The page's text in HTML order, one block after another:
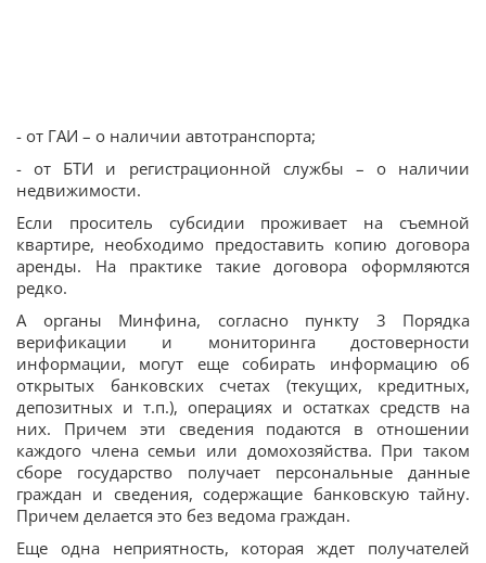
- от ГАИ – о наличии автотранспорта;
- от БТИ и регистрационной службы – о наличии
недвижимости.
Если проситель субсидии проживает на съемной
квартире, необходимо предоставить копию договора
аренды. На практике такие договора оформляются
редко.
А органы Минфина, согласно пункту 3 Порядка
верификации и мониторинга достоверности
информации, могут еще собирать информацию об
открытых банковских счетах (текущих, кредитных,
депозитных и т.п.), операциях и остатках средств на
них. Причем эти сведения подаются в отношении
каждого члена семьи или домохозяйства. При таком
сборе государство получает персональные данные
граждан и сведения, содержащие банковскую тайну.
Причем делается это без ведома граждан.
Еще одна неприятность, которая ждет получателей